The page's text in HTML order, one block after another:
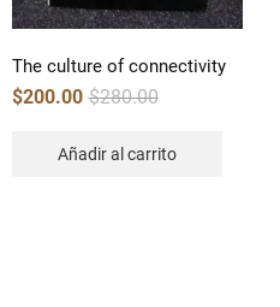
The culture of connectivity
$280.00Original
price
$200.00
Current
price
Añadir al carrito